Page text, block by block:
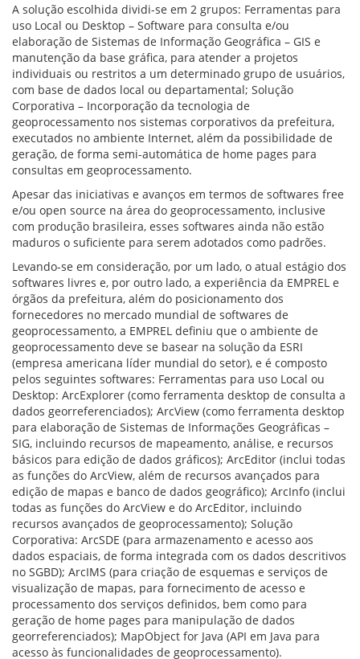
A solução escolhida dividi-se em 2 grupos: Ferramentas para
uso Local ou Desktop – Software para consulta e/ou
elaboração de Sistemas de Informação Geográfica – GIS e
manutenção da base gráfica, para atender a projetos
individuais ou restritos a um determinado grupo de usuários,
com base de dados local ou departamental; Solução
Corporativa – Incorporação da tecnologia de
geoprocessamento nos sistemas corporativos da prefeitura,
executados no ambiente Internet, além da possibilidade de
geração, de forma semi-automática de home pages para
consultas em geoprocessamento.
Apesar das iniciativas e avanços em termos de softwares free
e/ou open source na área do geoprocessamento, inclusive
com produção brasileira, esses softwares ainda não estão
maduros o suficiente para serem adotados como padrões.
Levando-se em consideração, por um lado, o atual estágio dos
softwares livres e, por outro lado, a experiência da EMPREL e
órgãos da prefeitura, além do posicionamento dos
fornecedores no mercado mundial de softwares de
geoprocessamento, a EMPREL definiu que o ambiente de
geoprocessamento deve se basear na solução da ESRI
(empresa americana líder mundial do setor), e é composto
pelos seguintes softwares: Ferramentas para uso Local ou
Desktop: ArcExplorer (como ferramenta desktop de consulta a
dados georreferenciados); ArcView (como ferramenta desktop
para elaboração de Sistemas de Informações Geográficas –
SIG, incluindo recursos de mapeamento, análise, e recursos
básicos para edição de dados gráficos); ArcEditor (inclui todas
as funções do ArcView, além de recursos avançados para
edição de mapas e banco de dados geográfico); ArcInfo (inclui
todas as funções do ArcView e do ArcEditor, incluindo
recursos avançados de geoprocessamento); Solução
Corporativa: ArcSDE (para armazenamento e acesso aos
dados espaciais, de forma integrada com os dados descritivos
no SGBD); ArcIMS (para criação de esquemas e serviços de
visualização de mapas, para fornecimento de acesso e
processamento dos serviços definidos, bem como para
geração de home pages para manipulação de dados
georreferenciados); MapObject for Java (API em Java para
acesso às funcionalidades de geoprocessamento).